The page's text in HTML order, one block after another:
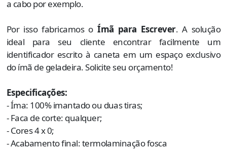
a cabo por exemplo.
Por isso fabricamos oÍmã para Escrever. A solução
ideal para seu cliente encontrar facilmente um
identificador escrito à caneta em um espaço exclusivo
do ímã de geladeira. Solicite seu orçamento!
Especificações:
- Íma: 100% imantado ou duas tiras;
- Faca de corte: qualquer;
- Cores 4 x 0;
- Acabamento final: termolaminação fosca